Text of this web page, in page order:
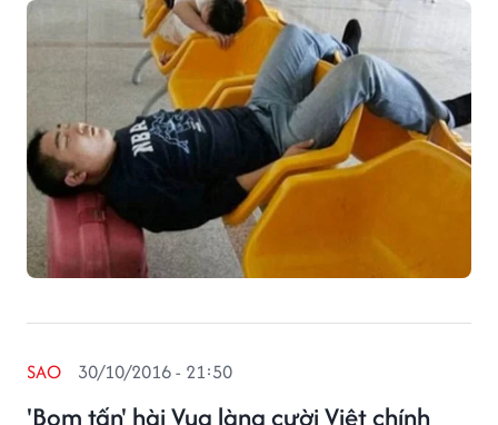
'Bom tấn' hài Vua làng cười Việt chính
SAO 30/10/2016 - 21:50